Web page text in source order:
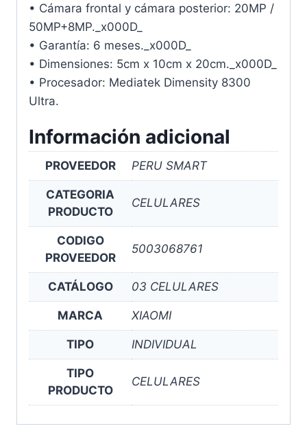
• Cámara frontal y cámara posterior: 20MP /
50MP+8MP._x000D_
• Garantía: 6 meses._x000D_
• Dimensiones: 5cm x 10cm x 20cm._x000D_
• Procesador: Mediatek Dimensity 8300
Ultra.
Información adicional
PROVEEDOR PERU SMART
CATEGORIA
PRODUCTO
CELULARES
CODIGO
PROVEEDOR
5003068761
CATÁLOGO 03 CELULARES
MARCA XIAOMI
TIPO INDIVIDUAL
TIPO
PRODUCTO
CELULARES